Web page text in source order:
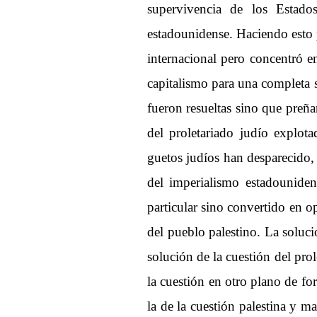
supervivencia de los
estadounidense. Haciendo
internacional pero concentró
capitalismo para una completa
fueron resueltas sino que
del proletariado judío
guetos judíos han
del imperialismo
particular sino convertido en
del pueblo palestino. La
solución de la cuestión del
la cuestión en otro plano de
la de la cuestión palestina y